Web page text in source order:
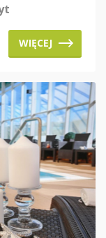
WIĘCEJ